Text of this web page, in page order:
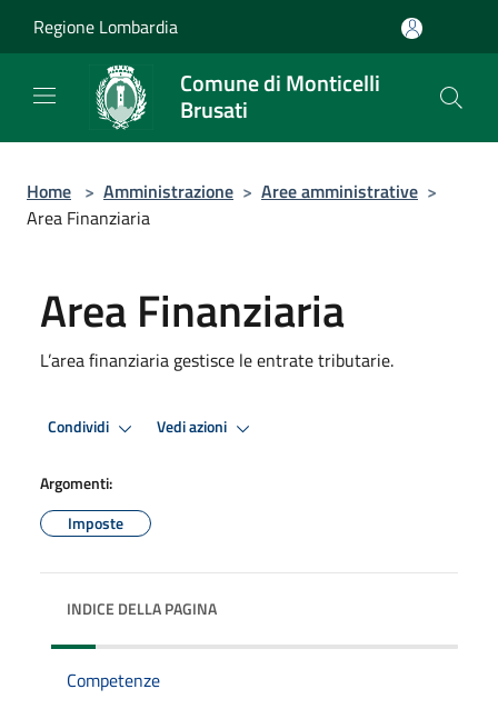
Regione Lombardia
Comune di Monticelli
Brusati
Home > Amministrazione > Aree amministrative >
Area Finanziaria
Area Finanziaria
L’area finanziaria gestisce le entrate tributarie.
Condividi Vedi azioni
Argomenti:
Imposte
INDICE DELLA PAGINA
Competenze